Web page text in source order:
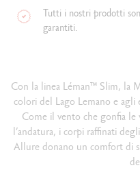
Tutti i nostri prodotti
garantiti.
Con la linea Léman™ Slim, la
colori del Lago Lemano e agli
Come il vento che gonfia
l’andatura, i corpi raffinati
Allure donano un comfort di